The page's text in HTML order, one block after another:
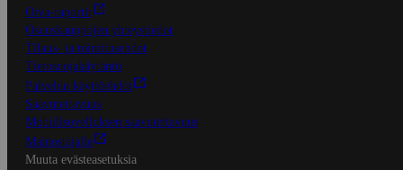
Oiva-raportit
Osuuskauppojen yhteystiedot
Tilaus- ja toimitusehdot
Tietosuojakäytäntö
Palvelun käyttöehdot
Saavutettavuus
Mobiilisovelluksen saavutettavuus
Mainostajalle
Muuta evästeasetuksia